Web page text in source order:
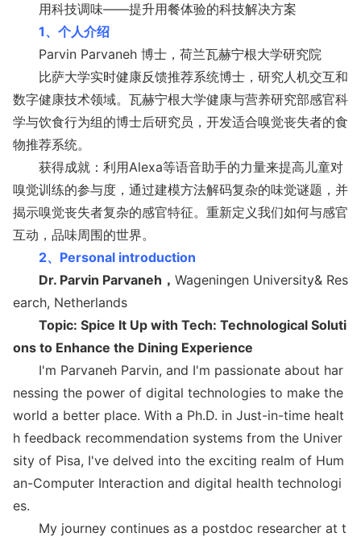
用科技调味——提升用餐体验的科技解决方案
1、个人介绍
Parvin Parvaneh 博士，荷兰瓦赫宁根大学研究院
比萨大学实时健康反馈推荐系统博士，研究人机交互和
数字健康技术领域。瓦赫宁根大学健康与营养研究部感官科
学与饮食行为组的博士后研究员，开发适合嗅觉丧失者的食
物推荐系统。
获得成就：利用Alexa等语音助手的力量来提高儿童对
嗅觉训练的参与度，通过建模方法解码复杂的味觉谜题，并
揭示嗅觉丧失者复杂的感官特征。重新定义我们如何与感官
互动，品味周围的世界。
2、 Personal introduction
Dr. Parvin Parvaneh， Wageningen University& Res
earch, Netherlands
Topic: Spice It Up with Tech: Technological Soluti
ons to Enhance the Dining Experience
I'm Parvaneh Parvin, and I'm passionate about har
nessing the power of digital technologies to make the
world a better place. With a Ph.D. in Just-in-time healt
h feedback recommendation systems from the Univer
sity of Pisa, I've delved into the exciting realm of Hum
an-Computer Interaction and digital health technologi
es.
My journey continues as a postdoc researcher at t